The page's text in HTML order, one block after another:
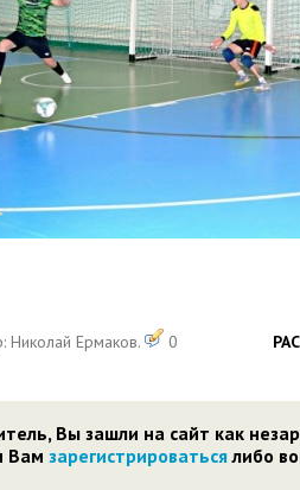
Николай Ермаков. 0
Вы зашли на сайт как
Вам зарегистрироватьсялибо